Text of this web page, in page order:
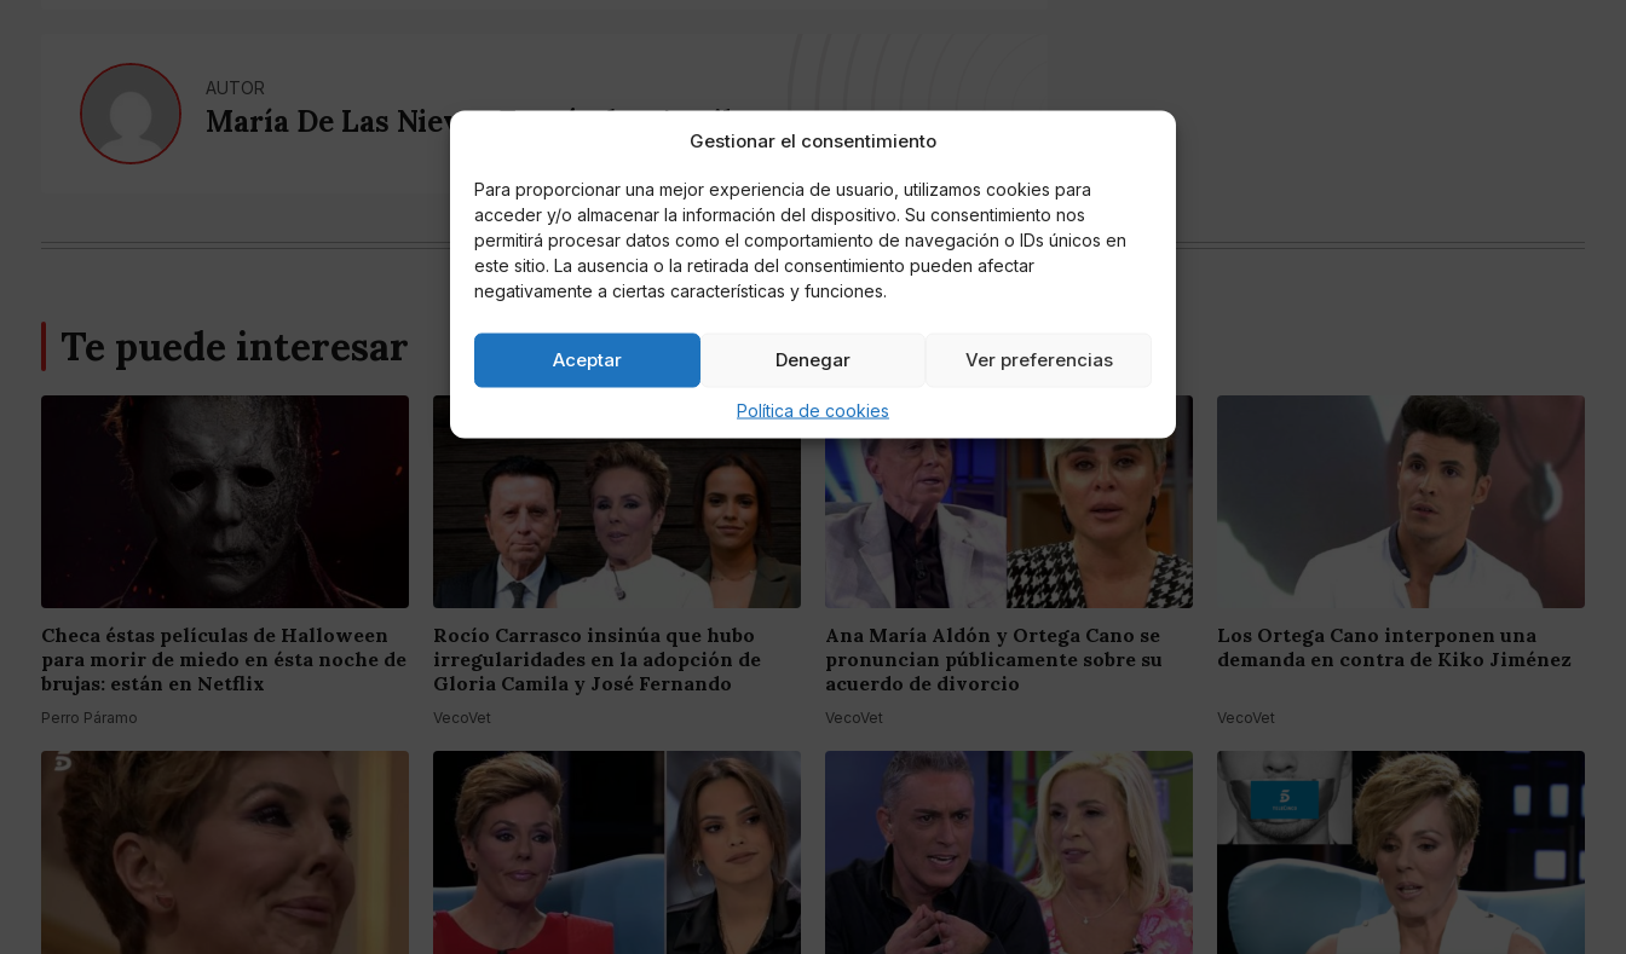
Gestionar el consentimiento
Para proporcionar una mejor experiencia de usuario, utilizamos cookies para
acceder y/o almacenar la información del dispositivo. Su consentimiento nos
permitirá procesar datos como el comportamiento de navegación o IDs únicos en
este sitio. La ausencia o la retirada del consentimiento pueden afectar
negativamente a ciertas características y funciones.
Aceptar Denegar Ver preferencias
Política de cookies
AUTOR
María De Las Nieves Fernández Aguilera
Te puede interesar
Checa éstas películas de Halloween
para morir de miedo en ésta noche de
brujas: están en Netflix
Perro Páramo
Rocío Carrasco insinúa que hubo
irregularidades en la adopción de
Gloria Camila y José Fernando
VecoVet
Ana María Aldón y Ortega Cano se
pronuncian públicamente sobre su
acuerdo de divorcio
VecoVet
Los Ortega Cano interponen una
demanda en contra de Kiko Jiménez
VecoVet